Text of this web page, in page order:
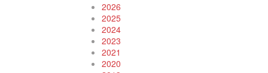
2026
2025
2024
2023
2021
2020